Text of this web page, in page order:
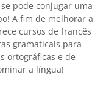
pode conjugar uma
A fim de melhorar a
cursos de francês
gramaticais para
ortográficas e de
a língua!